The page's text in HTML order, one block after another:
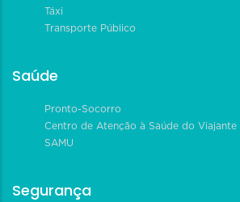
Táxi
Transporte Público
Saúde
Pronto-Socorro
Centro de Atenção à Saúde do Viajante
SAMU
Segurança